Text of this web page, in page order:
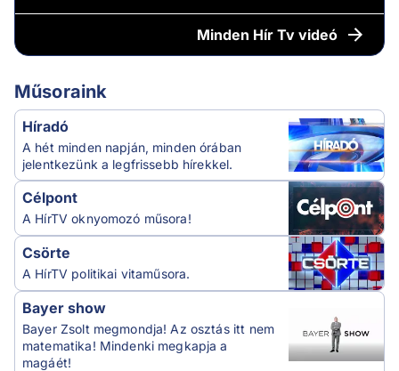
Minden Hír Tv videó
Műsoraink
Híradó
A hét minden napján, minden órában
jelentkezünk a legfrissebb hírekkel.
Célpont
A HírTV oknyomozó műsora!
Csörte
A HírTV politikai vitaműsora.
Bayer show
Bayer Zsolt megmondja! Az osztás itt nem
matematika! Mindenki megkapja a
magáét!